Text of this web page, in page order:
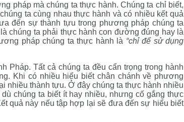
pháp mà chúng ta thực hành. Chúng ta chỉ biết,
ta cùng nhau thực hành và có nhiều kết quả
đến sự thành tựu trong phương pháp chúng ta
chúng ta phải thực hành con đường đúng hay là
pháp chúng ta thực hành là “chỉ để sử dụng
Pháp. Tất cả chúng ta đều cẩn trọng trong hành
Khi có nhiều hiểu biết chân chánh về phương
nhiều thành tựu. Ở đây chúng ta thực hành nhiều
chúng ta biết ít hay nhiều, nhưng cố gắng thực
quả này nếu tập hợp lại sẽ đưa đến sự hiểu biết